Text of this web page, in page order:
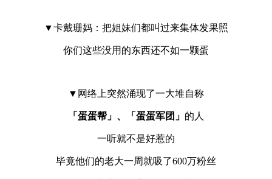
▼卡戴珊妈：把姐妹们都叫过来集体发果照
你们这些没用的东西还不如一颗蛋
▼网络上突然涌现了一大堆自称
「蛋蛋帮」、「蛋蛋军团」 的人
一听就不是好惹的
毕竟他们的老大一周就吸了600万粉丝